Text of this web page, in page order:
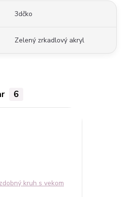
3dčko
Zelený zrkadlový akryl
6